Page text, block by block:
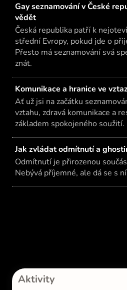
Gay seznamování v České
vědět
Česká republika patří k
střední Evropy, pokud jde o
Přesto má seznamování svá
znát.
Komunikace a hranice ve
Ať už jsi na začátku
vztahu, zdravá komunikace a
základem spokojeného soužití.
Jak zvládat odmítnutí a
Odmítnutí je přirozenou
Nebývá příjemné, ale dá se s
Aktivity